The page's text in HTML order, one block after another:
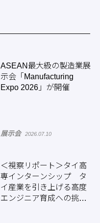
ASEAN最大級の製造業展
示会「Manufacturing
Expo 2026」が開催
展示会 2026.07.10
＜視察リポート＞タイ高
専インターンシップ タ
イ産業を引き上げる高度
エンジニア育成への挑戦